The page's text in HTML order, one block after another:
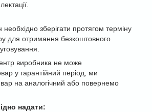
необхідно зберігати протягом терміну
для отримання безкоштовного
виробника не може
у гарантійний період, ми
на аналогічний або повернемо
надати: